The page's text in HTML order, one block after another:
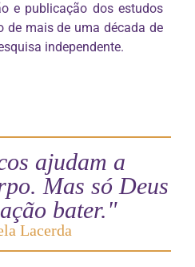
e publicação dos estudos
de mais de uma década de
independente.
ajudam a
Mas só Deus
bater."
Lacerda